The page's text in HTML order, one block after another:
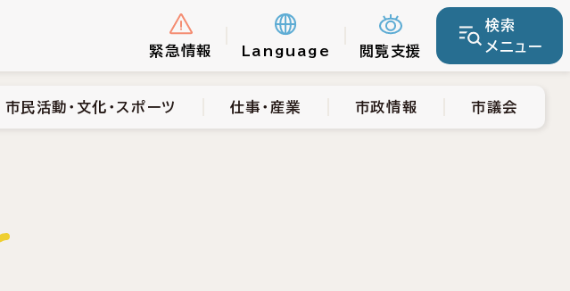
緊急情報 Language 閲覧支援
検索
メニュー
市民活動・文化・スポーツ 市政情報 市議会
市民活動・文化・スポーツ 仕事・産業 市政情報 市議会